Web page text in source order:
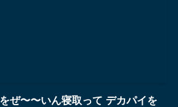
ぜ〜〜いん寝取って デカパイを